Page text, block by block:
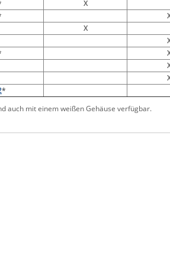
X
X
*
auch mit einem weißen Gehäuse verfügbar.